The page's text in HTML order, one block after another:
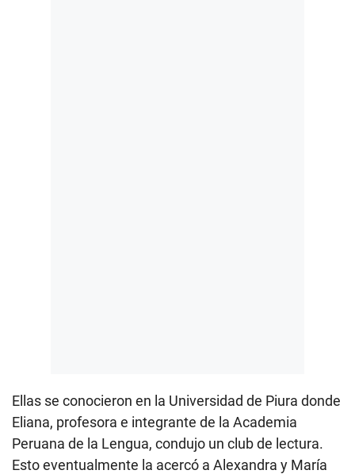
Ellas se conocieron en la Universidad de Piura donde
Eliana, profesora e integrante de la Academia
Peruana de la Lengua, condujo un club de lectura.
Esto eventualmente la acercó a Alexandra y María